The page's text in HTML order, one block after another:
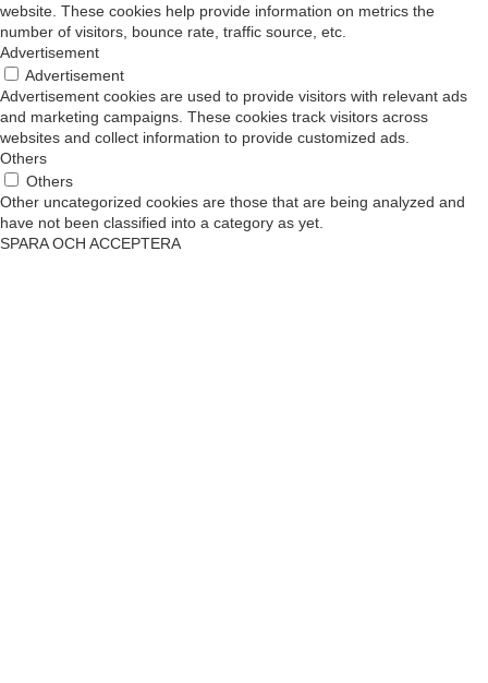
website. These cookies help provide information on metrics the
number of visitors, bounce rate, traffic source, etc.
Advertisement
Advertisement
Advertisement cookies are used to provide visitors with relevant ads
and marketing campaigns. These cookies track visitors across
websites and collect information to provide customized ads.
Others
Others
Other uncategorized cookies are those that are being analyzed and
have not been classified into a category as yet.
SPARA OCH ACCEPTERA